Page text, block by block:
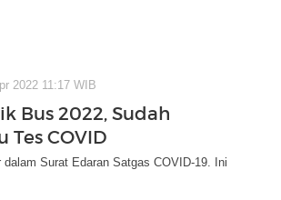
2022 11:17 WIB
Bus 2022, Sudah
Tes COVID
Surat Edaran Satgas COVID-19. Ini